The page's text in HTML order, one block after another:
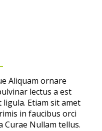
Aliquam ornare
lectus a est
Etiam sit amet
in faucibus orci
Curae Nullam tellus.